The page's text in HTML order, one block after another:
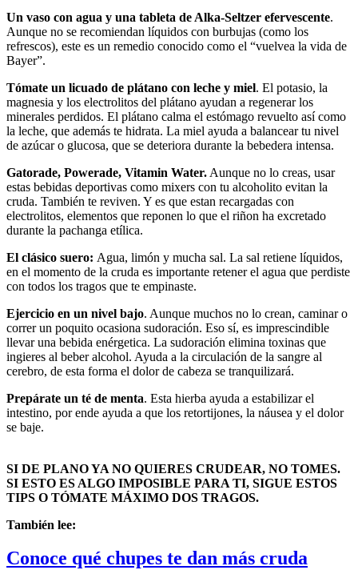
Un vaso con agua y una tableta de Alka-Seltzer efervescente.
Aunque no se recomiendan líquidos con burbujas (como los
refrescos), este es un remedio conocido como el “vuelvea la vida de
Bayer”.
Tómate un licuado de plátano con leche y miel. El potasio, la
magnesia y los electrolitos del plátano ayudan a regenerar los
minerales perdidos. El plátano calma el estómago revuelto así como
la leche, que además te hidrata. La miel ayuda a balancear tu nivel
de azúcar o glucosa, que se deteriora durante la bebedera intensa.
Gatorade, Powerade, Vitamin Water. Aunque no lo creas, usar
estas bebidas deportivas como mixers con tu alcoholito evitan la
cruda. También te reviven. Y es que estan recargadas con
electrolitos, elementos que reponen lo que el riñon ha excretado
durante la pachanga etílica.
El clásico suero: Agua, limón y mucha sal. La sal retiene líquidos,
en el momento de la cruda es importante retener el agua que perdiste
con todos los tragos que te empinaste.
Ejercicio en un nivel bajo. Aunque muchos no lo crean, caminar o
correr un poquito ocasiona sudoración. Eso sí, es imprescindible
llevar una bebida enérgetica. La sudoración elimina toxinas que
ingieres al beber alcohol. Ayuda a la circulación de la sangre al
cerebro, de esta forma el dolor de cabeza se tranquilizará.
Prepárate un té de menta. Esta hierba ayuda a estabilizar el
intestino, por ende ayuda a que los retortijones, la náusea y el dolor
se baje.
SI DE PLANO YA NO QUIERES CRUDEAR, NO TOMES.
SI ESTO ES ALGO IMPOSIBLE PARA TI, SIGUE ESTOS
TIPS O TÓMATE MÁXIMO DOS TRAGOS.
También lee:
Conoce qué chupes te dan más cruda